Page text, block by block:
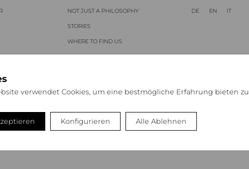
verwendet Cookies, um eine bestmögliche Erfahrung bieten zu
Konfigurieren Alle Ablehnen
NOT JUST A PHILOSOPHY
STORIES
WHERE TO FIND US
AUTHENTICS
DE EN IT